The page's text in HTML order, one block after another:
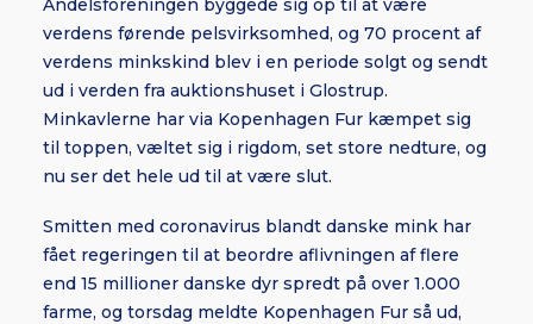
Andelsforeningen byggede sig op til at være
verdens førende pelsvirksomhed, og 70 procent af
verdens minkskind blev i en periode solgt og sendt
ud i verden fra auktionshuset i Glostrup.
Minkavlerne har via Kopenhagen Fur kæmpet sig
til toppen, væltet sig i rigdom, set store nedture, og
nu ser det hele ud til at være slut.
Smitten med coronavirus blandt danske mink har
fået regeringen til at beordre aflivningen af flere
end 15 millioner danske dyr spredt på over 1.000
farme, og torsdag meldte Kopenhagen Fur så ud,